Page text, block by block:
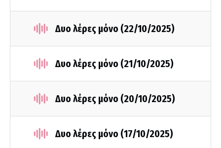
Δυο λέρες μόνο (22/10/2025)
Δυο λέρες μόνο (21/10/2025)
Δυο λέρες μόνο (20/10/2025)
Δυο λέρες μόνο (17/10/2025)